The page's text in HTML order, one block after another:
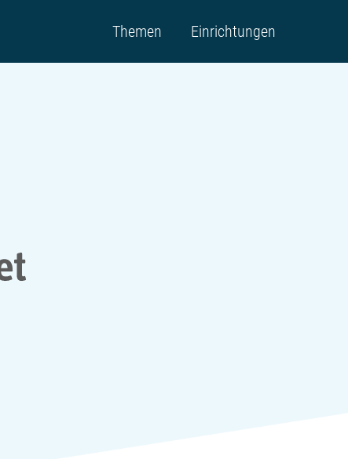
Themen Einrichtungen